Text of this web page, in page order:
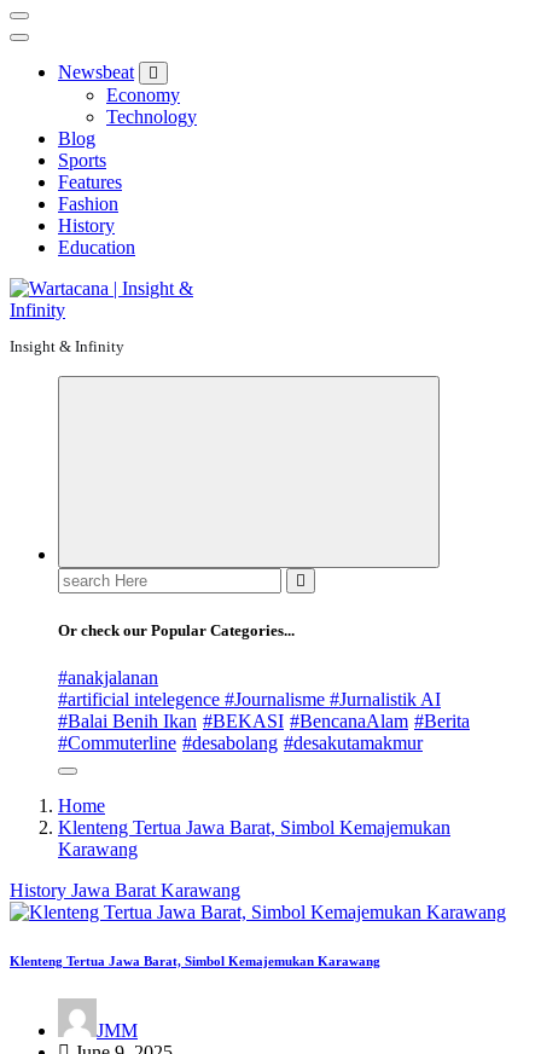
Newsbeat
Economy
Technology
Blog
Sports
Features
Fashion
History
Education
Insight & Infinity
Search
for:
Or check our Popular Categories...
#anakjalanan
#artificial intelegence #Journalisme #Jurnalistik AI
#Balai Benih Ikan #BEKASI #BencanaAlam #Berita
#Commuterline #desabolang #desakutamakmur
Home
Klenteng Tertua Jawa Barat, Simbol Kemajemukan
Karawang
History Jawa Barat Karawang
Klenteng Tertua Jawa Barat, Simbol Kemajemukan Karawang
JMM